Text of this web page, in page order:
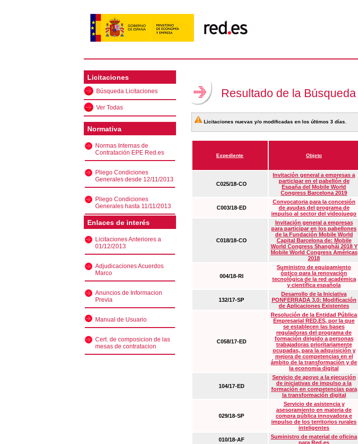
Licitaciones
Búsqueda Licitaciones
Ver Todas
Normativa
Normas Internas de
Contratación EPE Red.es
Pliego Condiciones
Generales desde 12/11/2013
Pliego Condiciones
Generales hasta 11/11/2013
Enlaces de interés
Licitaciones Anteriores a
01/12/2013
Adjudicaciones Acuerdos
Marco
Anuncios de Informacion
Previa
Manual de Usuario
Cert. de composicion de las
mesas de contratacion
Resultado de la Búsqueda
Licitaciones nuevas y/o modificadas en los últimos 3 días.
Expediente Objeto
C025/18-CO
Invitación general a empresas a
participar en el pabellón de
España del Mobile World
Congress Barcelona 2019
C003/18-ED
Convocatoria para la concesión
de ayudas del programa de
impulso al sector del videojuego
C018/18-CO
Invitación general a empresas
para participar en los pabellones
de la Fundación Mobile World
Capital Barcelona de: Mobile
World Congress Shanghái 2018 Y
Mobile World Congress Américas
2018
004/18-RI
Suministro de equipamiento
óptico para la renovación
tecnológica de la red académica
y científica española
132/17-SP
Desarrollo de la Iniciativa
PONFERRADA 3.0: Modificación
de Aplicaciones Existentes
C058/17-ED
Resolución de la Entidad Pública
Empresarial RED.ES, por la que
se establecen las bases
reguladoras del programa de
formación dirigido a personas
trabajadoras prioritariamente
ocupadas, para la adquisición y
mejora de competencias en el
ámbito de la transformación y de
la economía digital
104/17-ED
Servicio de apoyo a la ejecución
de iniciativas de impulso a la
formación en competencias para
la transformación digital
029/18-SP
Servicio de asistencia y
asesoramiento en materia de
compra pública innovadora e
impulso de los territorios rurales
inteligentes
010/18-AF
Suministro de material de oficina
para Red.es